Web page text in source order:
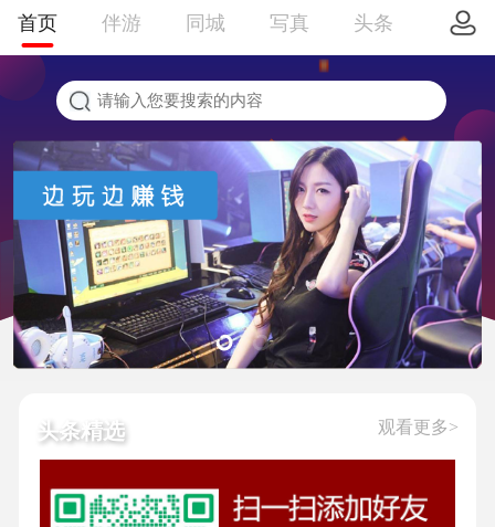
首页 伴游 同城 写真 头条
头条精选 观看更多>